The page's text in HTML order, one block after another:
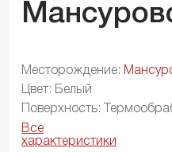
Месторождение:
Цвет: Белый
Поверхность:
Все
характеристики